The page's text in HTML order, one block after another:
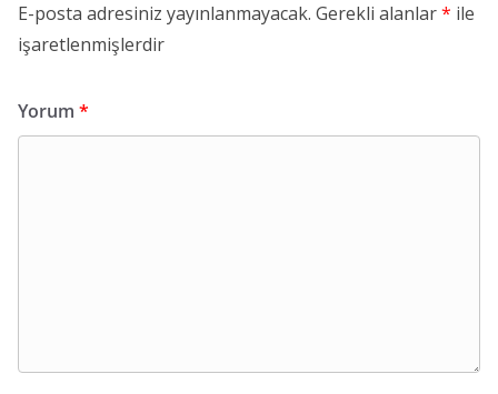
E-posta adresiniz yayınlanmayacak. Gerekli alanlar* ile
işaretlenmişlerdir
Yorum *